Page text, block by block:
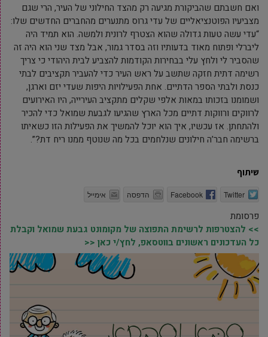
ואם חשבתם שהביקורת מגיעה רק מהצד החילוני של העיר, הרי שגם
מצביעיו הפוטנציאליים של עדי גרוס מתנערים מהחברים החדשים שלו:
“עדי עשה טעות גדולה שהוא הצטרף לרונית ולמשה. הוא תמיד היה
ליברלי ופתוח מאוד בדעותיו וזה בסדר גמור, אבל מצד שני הוא היה זה
שהסביר לי ולחץ עלי בבחירות הקודמות להצביע לבית היהודי כי צריך
רשימה דתית חזקה שתשב על ראש העיר כדי להעביר תקציבים לבתי
כנסת ולבתי הספר הדתיים. אחת הפעילויות היפות שעדי יזם וארגן,
ושמומנו בזכותו במאות אלפי שקלים מתקציב העירייה, היו האירועים
לרווקים ורווקות דתיים מכל הארץ שהגיעו לגבעת שמואל כדי להכיר
ולהתחתן. אז עכשיו, איך הוא יוכל להמשיך את הפעילות הזו כשאיתו
ברשימה חבר’ה חילונים שנלחמים בכל מה שנוטף ממנו ריח דת?”.
שיתוף
Twitter
Facebook הדפסה אימייל
פרסומת
>> להצטרפות לרשימת התפוצה של מקומונט גבעת שמואל וקבלת
כל העדכונים ראשונים בווטסאפ, לחץ/י כאן <<